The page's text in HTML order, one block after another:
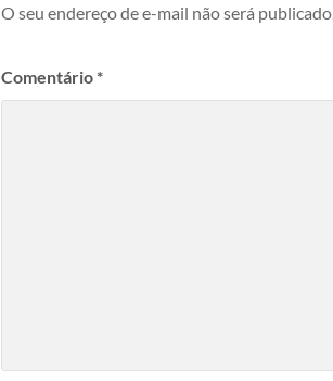
O seu endereço de e-mail não será publicado.
Comentário*